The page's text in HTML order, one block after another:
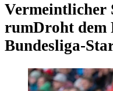
Vermeintlicher
rumDroht dem
Bundesliga-